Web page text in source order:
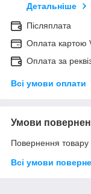
Детальніше
Післяплата
Оплата картою
Оплата за
Всі умови оплати
Умови
Повернення товару
Всі умови